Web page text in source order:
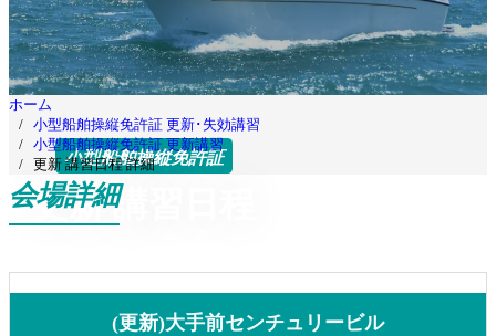
小型船舶操縦免許証
更新 講習日程
ホーム
小型船舶操縦免許証 更新･失効講習
小型船舶操縦免許証 更新講習
更新 講習日程 詳細
会場詳細
(更新)大手前センチュリービル